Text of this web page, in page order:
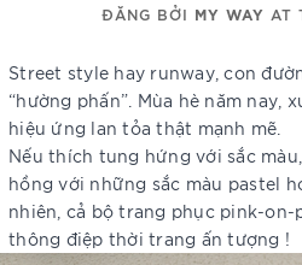
ĐĂNG BỞI MY WAY AT
Street style hay runway, con
“hường phấn”. Mùa hè năm nay,
hiệu ứng lan tỏa thật mạnh mẽ.
Nếu thích tung hứng với sắc
hồng với những sắc màu pastel
nhiên, cả bộ trang phục pink-
thông điệp thời trang ấn tượng !